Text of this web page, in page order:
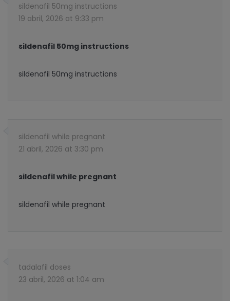
sildenafil 50mg instructions
19 abril, 2026 at 9:33 pm
sildenafil 50mg instructions
sildenafil 50mg instructions
sildenafil while pregnant
21 abril, 2026 at 3:30 pm
sildenafil while pregnant
sildenafil while pregnant
tadalafil doses
23 abril, 2026 at 1:04 am